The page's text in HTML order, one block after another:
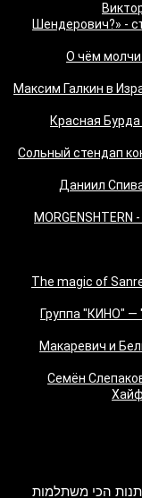
Шендерович?» -
«О чём
Максим Галкин в
Красная
"Сольный стендап
"Даниил
"The magic of
Группа "КИНО"
Макаревич и
Семён
הכי משתלמות